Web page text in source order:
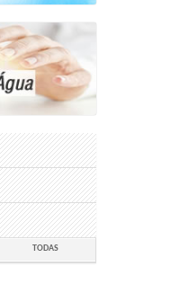
TODAS